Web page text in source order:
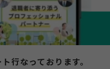
行なっております。